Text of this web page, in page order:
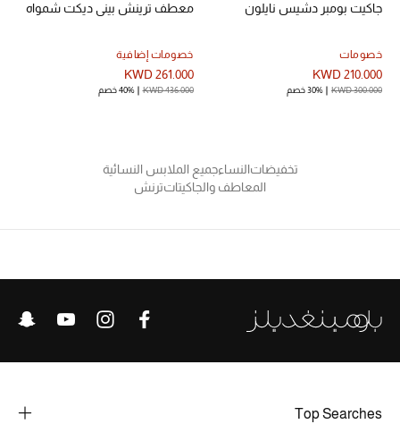
ما وصلنا حديثاً
جاكيت بومبر دشيس نايلون
خصومات
KWD 210.000
KWD 300.000 30% خصم
معطف ترينش بيني ديكت شمواه
خصومات إضافية
KWD 261.000
KWD 436.000 40% خصم
تخفيضاتالنساءجميع الملابس النسائية
المعاطف والجاكيتاتترنش
Top Searches